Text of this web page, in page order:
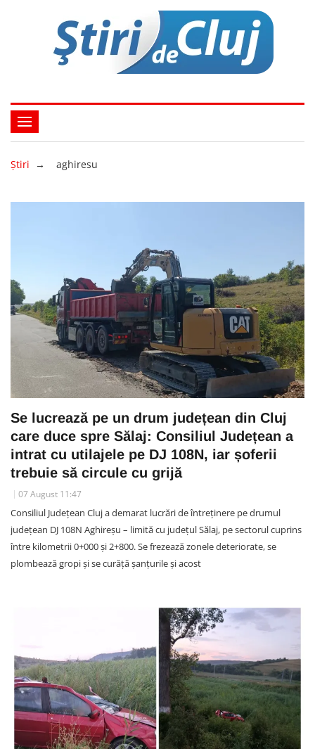
Ştiri → aghiresu
Se lucrează pe un drum județean din Cluj
care duce spre Sălaj: Consiliul Județean a
intrat cu utilajele pe DJ 108N, iar șoferii
trebuie să circule cu grijă
07 August 11:47
Consiliul Județean Cluj a demarat lucrări de întreținere pe drumul
județean DJ 108N Aghireșu – limită cu județul Sălaj, pe sectorul cuprins
între kilometrii 0+000 și 2+800. Se frezează zonele deteriorate, se
plombează gropi și se curăță șanțurile și acost